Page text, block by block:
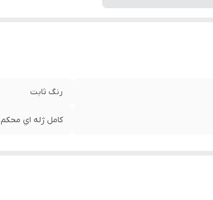
رنگ ثابت
کامل ژله اي محکم